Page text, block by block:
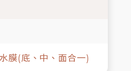
膜(底、中、面合一)